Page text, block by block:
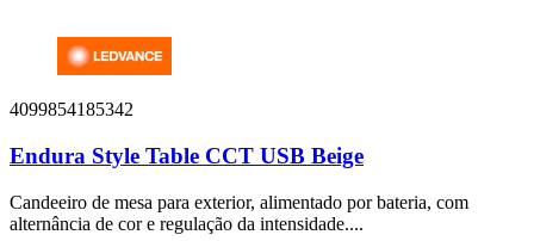
4099854185342
Endura Style Table CCT USB Beige
Candeeiro de mesa para exterior, alimentado por bateria, com
alternância de cor e regulação da intensidade....